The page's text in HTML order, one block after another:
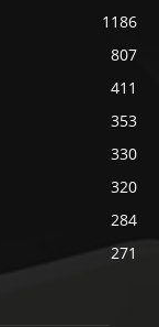
1186
807
411
353
330
320
284
271